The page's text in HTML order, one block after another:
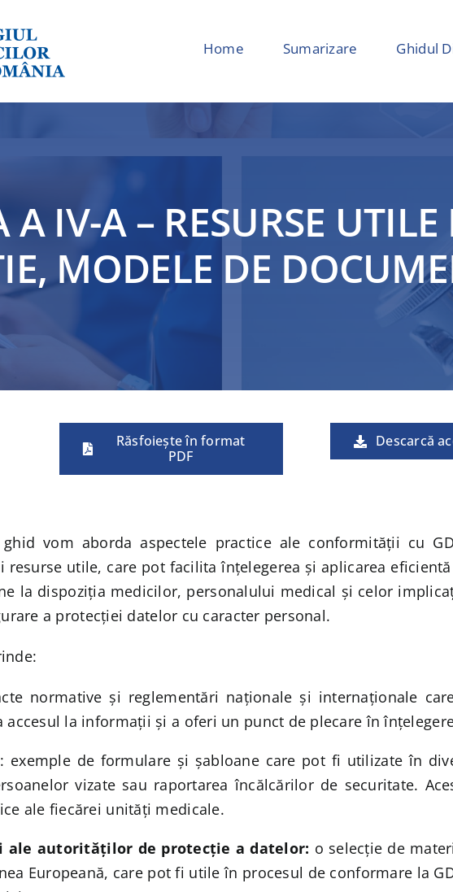
Home Sumarizare Ghidul
A IV-A – RESURSE
MODELE DE
Răsfoiește în format
PDF
Descarcă
vom aborda aspectele practice ale conformității cu
resurse utile, care pot facilita înțelegerea și aplicarea
la dispoziția medicilor, personalului medical și celor
a protecției datelor cu caracter personal.
normative și reglementări naționale și internaționale
la informații și a oferi un punct de plecare în
: exemple de formulare și șabloane care pot fi utilizate în
vizate sau raportarea încălcărilor de securitate.
ale fiecărei unități medicale.
ale autorităților de protecție a datelor: o selecție de
Europeană, care pot fi utile în procesul de conformare la